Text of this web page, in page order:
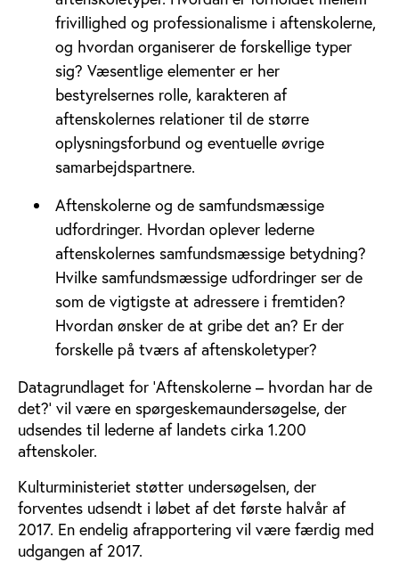
frivillighed og professionalisme i aftenskolerne,
og hvordan organiserer de forskellige typer
sig? Væsentlige elementer er her
bestyrelsernes rolle, karakteren af
aftenskolernes relationer til de større
oplysningsforbund og eventuelle øvrige
samarbejdspartnere.
Aftenskolerne og de samfundsmæssige
udfordringer. Hvordan oplever lederne
aftenskolernes samfundsmæssige betydning?
Hvilke samfundsmæssige udfordringer ser de
som de vigtigste at adressere i fremtiden?
Hvordan ønsker de at gribe det an? Er der
forskelle på tværs af aftenskoletyper?
Datagrundlaget for ’Aftenskolerne – hvordan har de
det?’ vil være en spørgeskemaundersøgelse, der
udsendes til lederne af landets cirka 1.200
aftenskoler.
Kulturministeriet støtter undersøgelsen, der
forventes udsendt i løbet af det første halvår af
2017. En endelig afrapportering vil være færdig med
udgangen af 2017.